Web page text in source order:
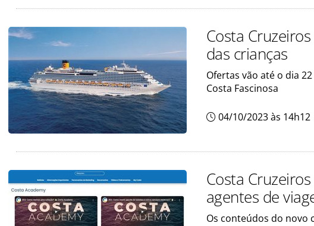
Costa
das crianças
Ofertas vão até o dia
Costa Fascinosa
04/10/2023 às 14h12
Costa
agentes de
Os conteúdos do novo